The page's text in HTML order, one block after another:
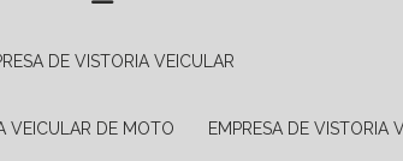
DE VISTORIA VEICULAR
VEICULAR DE MOTO EMPRESA DE